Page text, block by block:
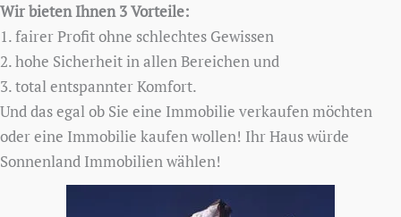
Wir bieten Ihnen 3 Vorteile:
1. fairer Profit ohne schlechtes Gewissen
2. hohe Sicherheit in allen Bereichen und
3. total entspannter Komfort.
Und das egal ob Sie eine Immobilie verkaufen möchten
oder eine Immobilie kaufen wollen! Ihr Haus würde
Sonnenland Immobilien wählen!